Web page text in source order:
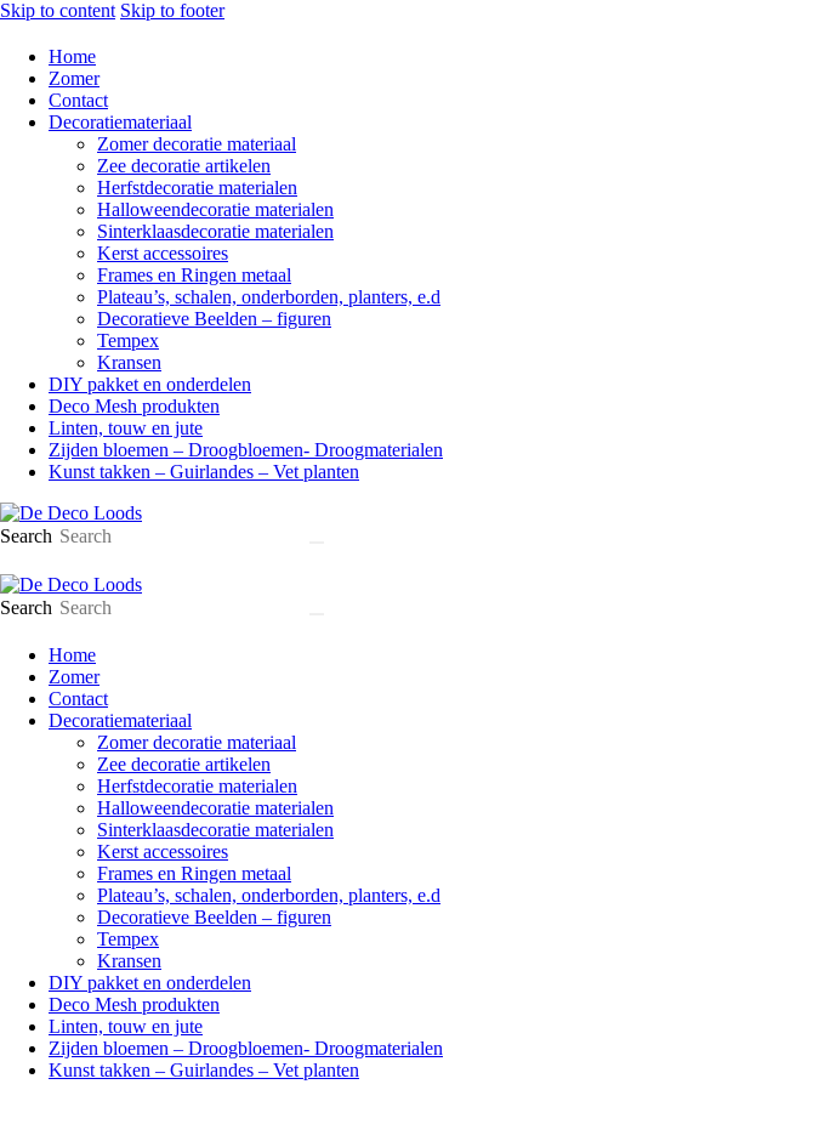
Skip to content Skip to footer
Home
Zomer
Contact
Decoratiemateriaal
Zomer decoratie materiaal
Zee decoratie artikelen
Herfstdecoratie materialen
Halloweendecoratie materialen
Sinterklaasdecoratie materialen
Kerst accessoires
Frames en Ringen metaal
Plateau’s, schalen, onderborden, planters, e.d
Decoratieve Beelden – figuren
Tempex
Kransen
DIY pakket en onderdelen
Deco Mesh produkten
Linten, touw en jute
Zijden bloemen – Droogbloemen- Droogmaterialen
Kunst takken – Guirlandes – Vet planten
Search
Search
Home
Zomer
Contact
Decoratiemateriaal
Zomer decoratie materiaal
Zee decoratie artikelen
Herfstdecoratie materialen
Halloweendecoratie materialen
Sinterklaasdecoratie materialen
Kerst accessoires
Frames en Ringen metaal
Plateau’s, schalen, onderborden, planters, e.d
Decoratieve Beelden – figuren
Tempex
Kransen
DIY pakket en onderdelen
Deco Mesh produkten
Linten, touw en jute
Zijden bloemen – Droogbloemen- Droogmaterialen
Kunst takken – Guirlandes – Vet planten